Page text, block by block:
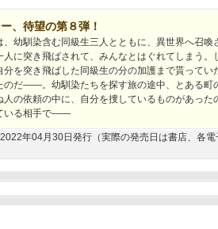
、待望の第８弾！
幼馴染含む同級生三人とともに、異世界へ召喚
に突き飛ばされて、みんなとはぐれてしまう。
を突き飛ばした同級生の分の加護まで貰ってい
のだ――。幼馴染たちを探す旅の途中、とある町
の依頼の中に、自分を捜しているものがあった
いる相手で――
年04月30日発行（実際の発売日は書店、各電